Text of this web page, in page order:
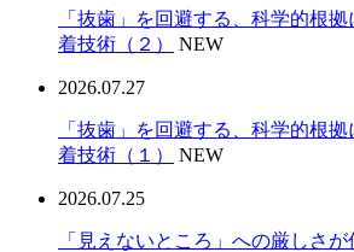
「抜歯」を回避する、科学的根
着技術（２）
NEW
2026.07.27
「抜歯」を回避する、科学的根
着技術（１）
NEW
2026.07.25
「見えないところ」への厳しさが